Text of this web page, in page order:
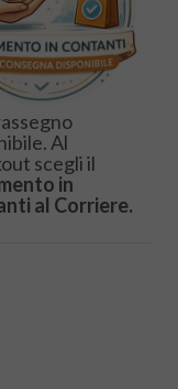
Al
scegli il
in
al Corriere.